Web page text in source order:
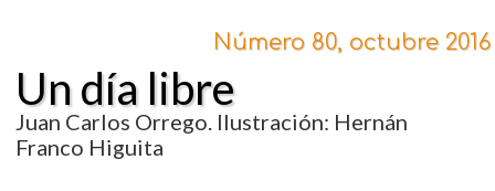
Número 80, octubre 2016
Un día libre
Juan Carlos Orrego. Ilustración: Hernán
Franco Higuita